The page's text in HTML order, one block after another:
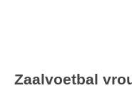
Zaalvoetbal